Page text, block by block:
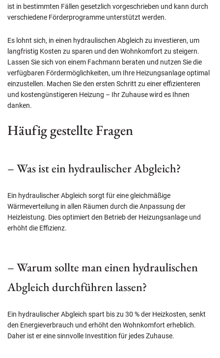
ist in bestimmten Fällen gesetzlich vorgeschrieben und kann durch
verschiedene Förderprogramme unterstützt werden.
Es lohnt sich, in einen hydraulischen Abgleich zu investieren, um
langfristig Kosten zu sparen und den Wohnkomfort zu steigern.
Lassen Sie sich von einem Fachmann beraten und nutzen Sie die
verfügbaren Fördermöglichkeiten, um Ihre Heizungsanlage optimal
einzustellen. Machen Sie den ersten Schritt zu einer effizienteren
und kostengünstigeren Heizung – Ihr Zuhause wird es Ihnen
danken.
Häufig gestellte Fragen
– Was ist ein hydraulischer Abgleich?
Ein hydraulischer Abgleich sorgt für eine gleichmäßige
Wärmeverteilung in allen Räumen durch die Anpassung der
Heizleistung. Dies optimiert den Betrieb der Heizungsanlage und
erhöht die Effizienz.
– Warum sollte man einen hydraulischen
Abgleich durchführen lassen?
Ein hydraulischer Abgleich spart bis zu 30 % der Heizkosten, senkt
den Energieverbrauch und erhöht den Wohnkomfort erheblich.
Daher ist er eine sinnvolle Investition für jedes Zuhause.